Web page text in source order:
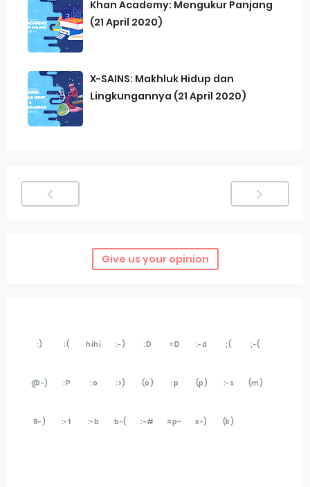
Khan Academy: Mengukur Panjang
(21 April 2020)
X-SAINS: Makhluk Hidup dan
Lingkungannya (21 April 2020)
Give us your opinion
:) :( hihi :-) :D =D :-d ;( ;-(
@-) :P :o :>) (o) :p (p) :-s (m)
8-) :-t :-b b-( :-# =p~ x-) (k)